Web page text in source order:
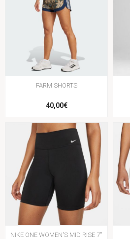
FARM SHORTS
40,00€
NIKE ONE WOMEN'S MID RISE 7''